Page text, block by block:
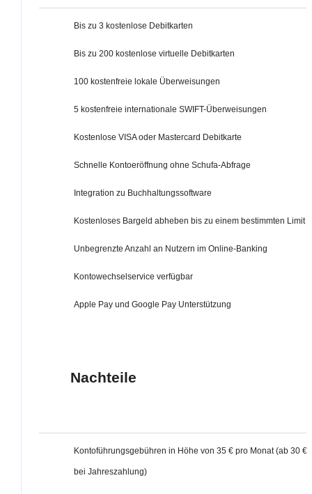
Bis zu 3 kostenlose Debitkarten
Bis zu 200 kostenlose virtuelle Debitkarten
100 kostenfreie lokale Überweisungen
5 kostenfreie internationale SWIFT-Überweisungen
Kostenlose VISA oder Mastercard Debitkarte
Schnelle Kontoeröffnung ohne Schufa-Abfrage
Integration zu Buchhaltungssoftware
Kostenloses Bargeld abheben bis zu einem bestimmten Limit
Unbegrenzte Anzahl an Nutzern im Online-Banking
Kontowechselservice verfügbar
Apple Pay und Google Pay Unterstützung
Nachteile
Kontoführungsgebühren in Höhe von 35 € pro Monat (ab 30 €
bei Jahreszahlung)